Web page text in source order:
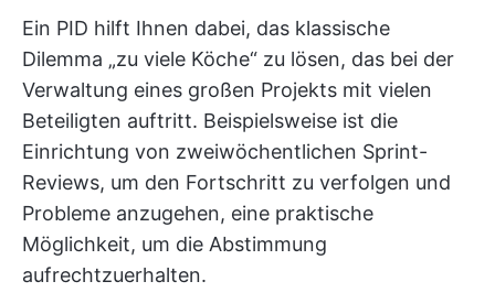
Ein PID hilft Ihnen dabei, das klassische
Dilemma „zu viele Köche“ zu lösen, das bei der
Verwaltung eines großen Projekts mit vielen
Beteiligten auftritt. Beispielsweise ist die
Einrichtung von zweiwöchentlichen Sprint-
Reviews, um den Fortschritt zu verfolgen und
Probleme anzugehen, eine praktische
Möglichkeit, um die Abstimmung
aufrechtzuerhalten.